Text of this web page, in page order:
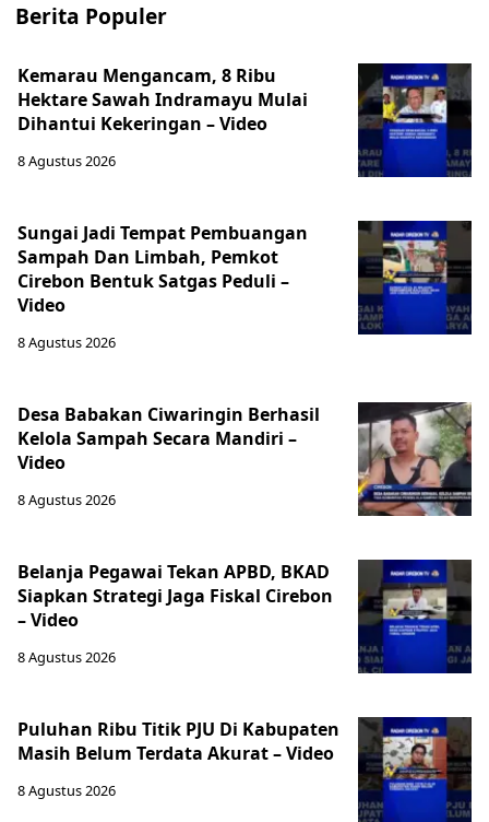
Berita Populer
Kemarau Mengancam, 8 Ribu
Hektare Sawah Indramayu Mulai
Dihantui Kekeringan – Video
8 Agustus 2026
Sungai Jadi Tempat Pembuangan
Sampah Dan Limbah, Pemkot
Cirebon Bentuk Satgas Peduli –
Video
8 Agustus 2026
Desa Babakan Ciwaringin Berhasil
Kelola Sampah Secara Mandiri –
Video
8 Agustus 2026
‎Belanja Pegawai Tekan APBD, BKAD
Siapkan Strategi Jaga Fiskal Cirebon
– Video
8 Agustus 2026
‎Puluhan Ribu Titik PJU Di Kabupaten
Masih Belum Terdata Akurat – Video
8 Agustus 2026